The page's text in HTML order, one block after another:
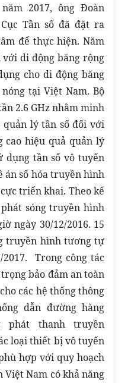
2017, ông Đoàn
Tần số đã đặt ra
để thực hiện. Năm
với di động băng rộng
cho di động băng
tại Việt Nam. Bộ
2.6 GHz nhằm minh
quản lý tần số đối với
cao hiệu quả quản lý
dụng tần số vô tuyến
án số hóa truyền hình
triển khai. Theo kế
sóng truyền hình
ngày 30/12/2016. 15
truyền hình tương tự
Trong công tác
bảo đảm an toàn
các hệ thống thông
dẫn đường hàng
phát thanh truyền
loại thiết bị vô tuyến
hợp với quy hoạch
Việt Nam có khả năng